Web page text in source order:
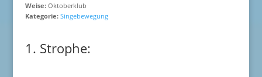
Weise:Oktoberklub
Kategorie: Singebewegung
1. Strophe: